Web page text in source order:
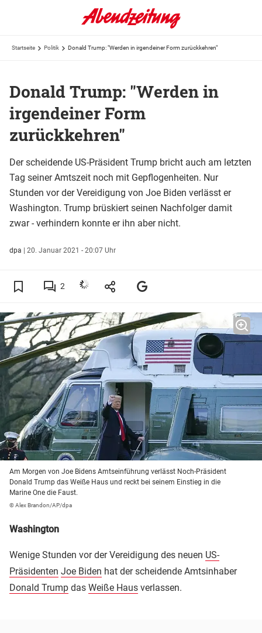
Startseite Politik Donald Trump: "Werden in irgendeiner Form zurückkehren"
Donald Trump: "Werden in
irgendeiner Form
zurückkehren"
Der scheidende US-Präsident Trump bricht auch am letzten
Tag seiner Amtszeit noch mit Gepflogenheiten. Nur
Stunden vor der Vereidigung von Joe Biden verlässt er
Washington. Trump brüskiert seinen Nachfolger damit
zwar - verhindern konnte er ihn aber nicht.
dpa | 20. Januar 2021 - 20:07 Uhr
2
Am Morgen von Joe Bidens Amtseinführung verlässt Noch-Präsident
Donald Trump das Weiße Haus und reckt bei seinem Einstieg in die
Marine One die Faust.
© Alex Brandon/AP/dpa
Washington
Wenige Stunden vor der Vereidigung des neuen US-
Präsidenten Joe Biden hat der scheidende Amtsinhaber
Donald Trump das Weiße Haus verlassen.